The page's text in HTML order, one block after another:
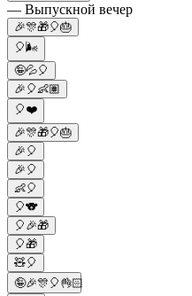
— Выпускной вечер
🎉🎊🎁🎈🎂
🎈🌬️
🤪💦🎈
🎉🎈👶🏽
🎈❤️
🎉🎊🎁🎈🎂
🎉🎈
🎉🎈
👶🎈
🎈🐨
🎈🎉🎁
🎈🎁
🧸🎈
🤪🎉🎊🎈👌🏻